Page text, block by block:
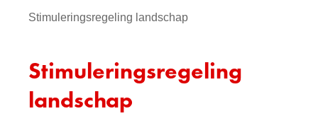
Stimuleringsregeling landschap
Stimuleringsregeling
landschap